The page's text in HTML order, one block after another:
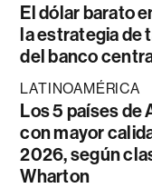
El dólar barato
la estrategia de
del banco
LATINOAMÉRICA
Los 5 países de
con mayor
2026, según
Wharton